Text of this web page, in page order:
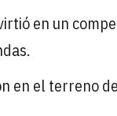
en un
en el terreno